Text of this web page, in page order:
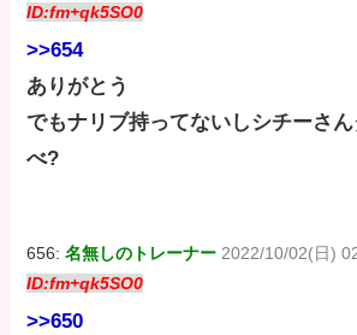
ID:fm+qk5SO0
>>654
ありがとう
でもナリブ持ってないしシチーさ
べ?
656:名無しのトレーナー 2022/10/02(日)
ID:fm+qk5SO0
>>650